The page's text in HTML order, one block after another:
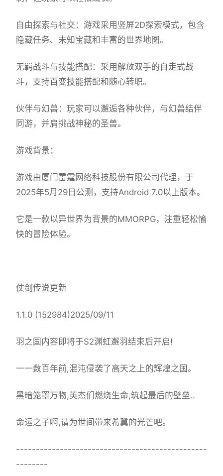
自由探索与社交：游戏采用竖屏2D探索模式，包含
隐藏任务、未知宝藏和丰富的世界地图。
无羁战斗与技能搭配：采用解放双手的自走式战
斗，支持百变技能搭配和随心转职。
伙伴与幻兽：玩家可以邂逅各种伙伴，与幻兽结伴
同游，并肩挑战神秘的圣兽。
游戏背景：
游戏由厦门雷霆网络科技股份有限公司代理，于
2025年5月29日公测，支持Android 7.0以上版本。
它是一款以异世界为背景的MMORPG，注重轻松愉
快的冒险体验。
仗剑传说更新
1.1.0 (152984)2025/09/11
羽之国内容即将于S2渊虹邂羽结束后开启!
一一数百年前,混沌侵袭了高天之上的辉煌之国。
黑暗笼罩万物,英杰们燃烧生命,筑起最后的壁垒..
命运之子啊,请为世间带来希冀的光芒吧。
------------------------------------------------
--------